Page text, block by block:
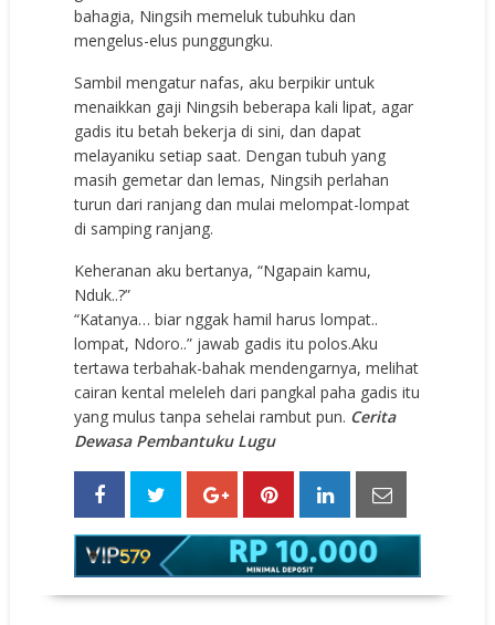
bahagia, Ningsih memeluk tubuhku dan
mengelus-elus punggungku.
Sambil mengatur nafas, aku berpikir untuk
menaikkan gaji Ningsih beberapa kali lipat, agar
gadis itu betah bekerja di sini, dan dapat
melayaniku setiap saat. Dengan tubuh yang
masih gemetar dan lemas, Ningsih perlahan
turun dari ranjang dan mulai melompat-lompat
di samping ranjang.
Keheranan aku bertanya, “Ngapain kamu,
Nduk..?”
“Katanya… biar nggak hamil harus lompat..
lompat, Ndoro..” jawab gadis itu polos.Aku
tertawa terbahak-bahak mendengarnya, melihat
cairan kental meleleh dari pangkal paha gadis itu
yang mulus tanpa sehelai rambut pun. Cerita
Dewasa Pembantuku Lugu